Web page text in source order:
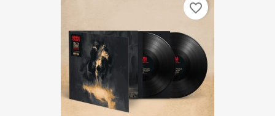
favorite_border